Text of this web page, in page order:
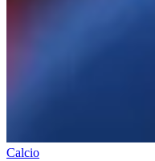
Calcio